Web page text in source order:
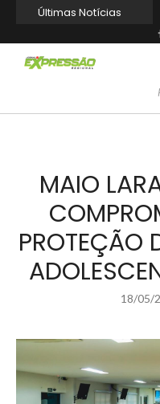
Últimas Notícias
MAIO
PROTEÇÃO
18/05/